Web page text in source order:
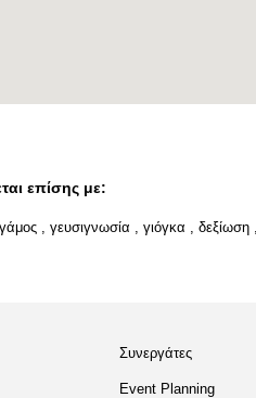
επίσης με:
γάμος γευσιγνωσία γιόγκα δεξίωση
Συνεργάτες
Event Planning